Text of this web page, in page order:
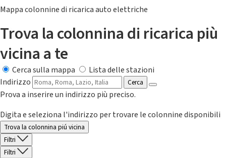
Mappa colonnine di ricarica auto elettriche
Trova la colonnina di ricarica più
vicina a te
Cerca sulla mappa
Lista delle stazioni
Indirizzo
Cerca
Prova a inserire un indirizzo più preciso.
Digita e seleziona l'indirizzo per trovare le colonnine disponibili
Trova la colonnina piú vicina
Filtri
Filtri